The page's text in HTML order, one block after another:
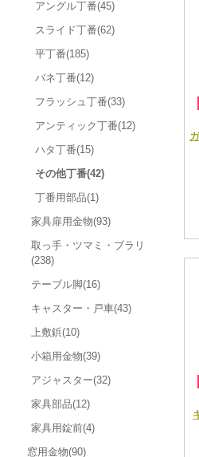
アングル丁番(45)
スライド丁番(62)
平丁番(185)
バネ丁番(12)
フラッシュ丁番(33)
アンティック丁番(12)
ハタ丁番(15)
その他丁番(42)
丁番用部品(1)
家具扉用金物(93)
取っ手・ツマミ・ブラリ
(238)
テーブル脚(16)
キャスター・戸車(43)
上敷鋲(10)
小箱用金物(39)
アジャスター(32)
家具部品(12)
家具用錠前(4)
窓用金物(90)